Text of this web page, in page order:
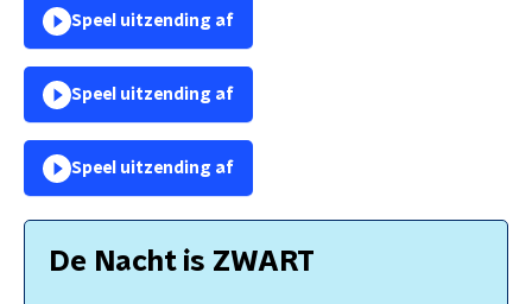
Speel uitzending af
Speel uitzending af
Speel uitzending af
De Nacht is ZWART